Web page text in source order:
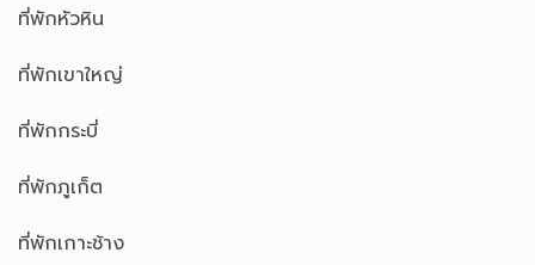
ที่พักหัวหิน
ที่พักเขาใหญ่
ที่พักกระบี่
ที่พักภูเก็ต
ที่พักเกาะช้าง